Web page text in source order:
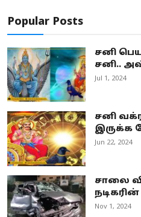
Popular Posts
சனி
சனி..
Jul 1, 2024
சனி
இருக்க
Jun 22, 2024
சாலை
Nov 1, 2024